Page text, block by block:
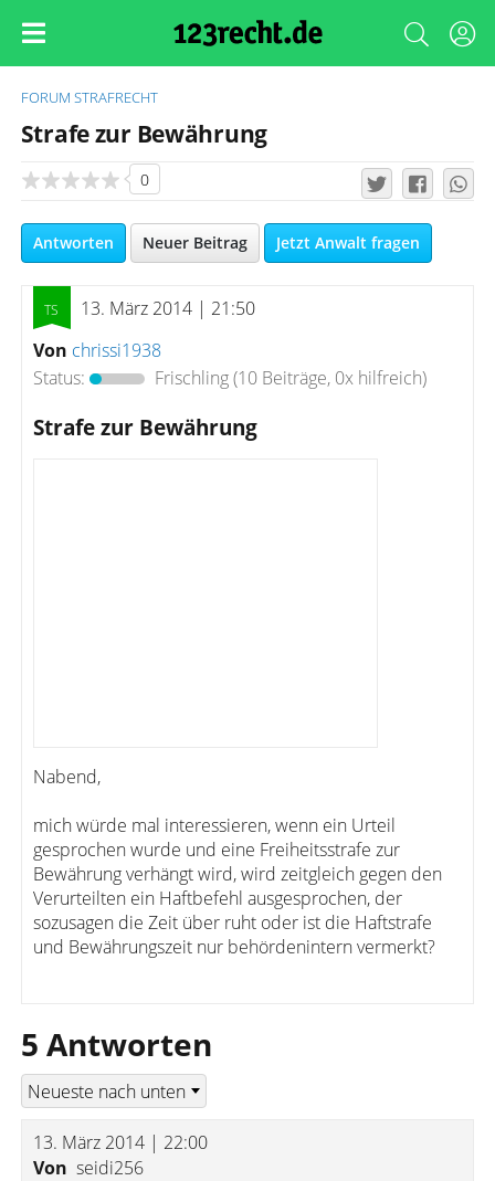
FORUM STRAFRECHT
Strafe zur Bewährung
0
Antworten Neuer Beitrag Jetzt Anwalt fragen
13. März 2014 | 21:50
Von chrissi1938
Status:
Frischling(10 Beiträge, 0x hilfreich)
Strafe zur Bewährung
Nabend,
mich würde mal interessieren, wenn ein Urteil
gesprochen wurde und eine Freiheitsstrafe zur
Bewährung verhängt wird, wird zeitgleich gegen den
Verurteilten ein Haftbefehl ausgesprochen, der
sozusagen die Zeit über ruht oder ist die Haftstrafe
und Bewährungszeit nur behördenintern vermerkt?
5 Antworten
13. März 2014 | 22:00
Von seidi256